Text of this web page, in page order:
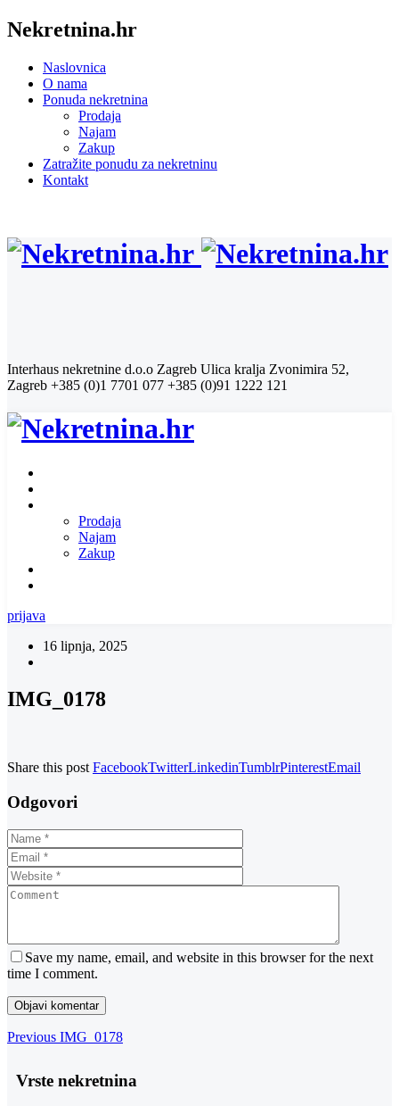
Nekretnina.hr
Naslovnica
O nama
Ponuda nekretnina
Prodaja
Najam
Zakup
Zatražite ponudu za nekretninu
Kontakt
Interhaus nekretnine d.o.o Zagreb Ulica kralja Zvonimira 52,
Zagreb +385 (0)1 7701 077 +385 (0)91 1222 121
Prodaja
Najam
Zakup
prijava
16 lipnja, 2025
IMG_0178
Share this post FacebookTwitterLinkedinTumblrPinterestEmail
Odgovori
Save my name, email, and website in this browser for the next
time I comment.
Navigacija
Previous
Previous IMG_0178
Vrste nekretnina